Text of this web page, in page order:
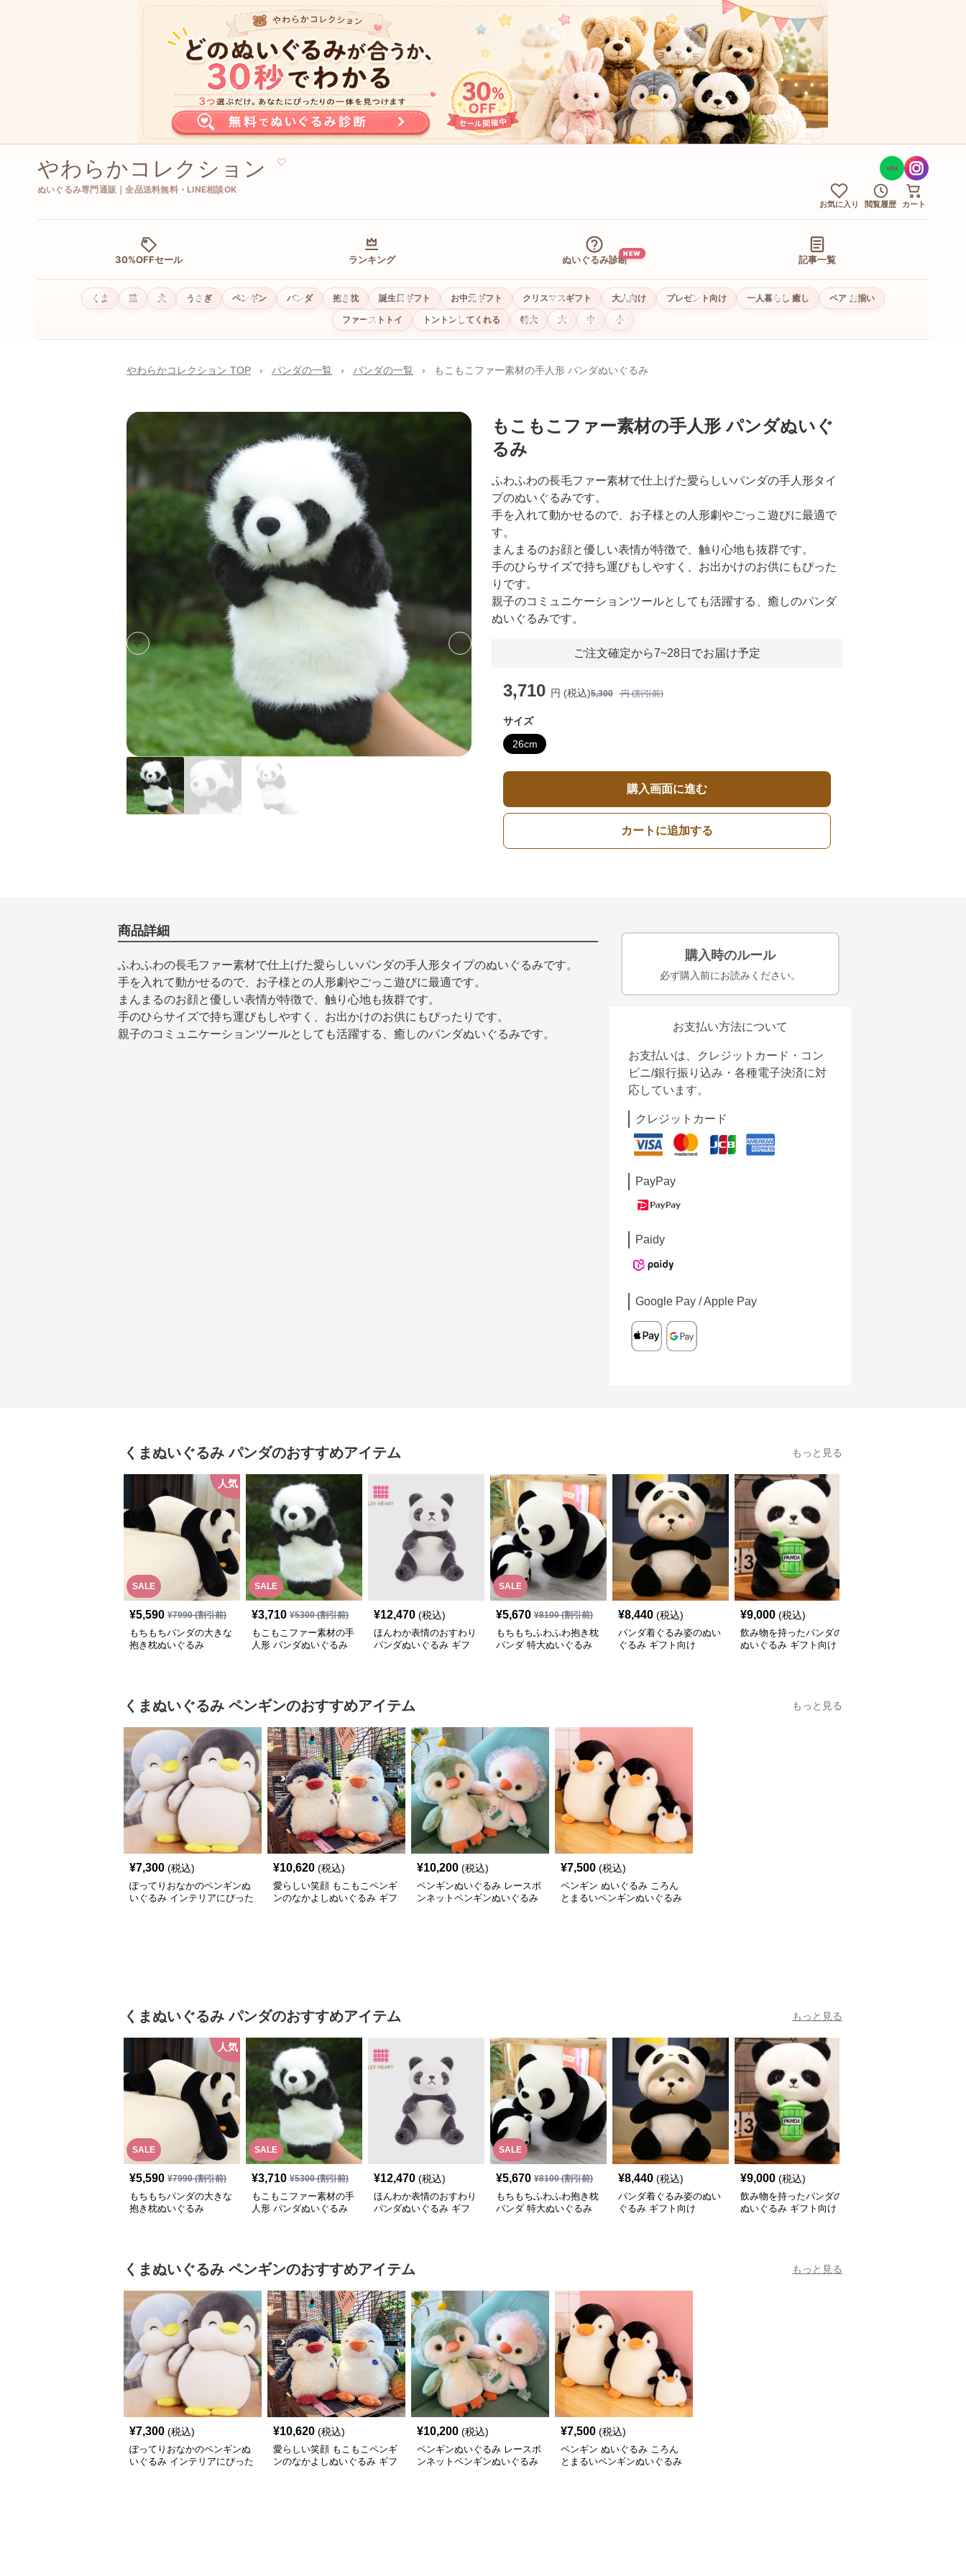
やわらかコレクション ♡
ぬいぐるみ専門通販｜全品送料無料・LINE相談OK
LINE
お気に入り 閲覧履歴 カート
30%OFFセール ランキング ぬいぐるみ診断
NEW
記事一覧
くま 猫 犬 うさぎ ペンギン パンダ 抱き枕 誕生日ギフト お中元ギフト クリスマスギフト 大人向け プレゼント向け 一人暮らし 癒し
ペア お揃い
ファーストトイ
トントンしてくれる 特大 大 中 小
やわらかコレクション TOP › パンダの一覧 › パンダの一覧 › もこもこファー素材の手人形 パンダぬいぐるみ
Previous slide Next slide
もこもこファー素材の手人形 パンダぬいぐ
るみ
ふわふわの長毛ファー素材で仕上げた愛らしいパンダの手人形タイ
プのぬいぐるみです。
手を入れて動かせるので、お子様との人形劇やごっこ遊びに最適で
す。
まんまるのお顔と優しい表情が特徴で、触り心地も抜群です。
手のひらサイズで持ち運びもしやすく、お出かけのお供にもぴった
りです。
親子のコミュニケーションツールとしても活躍する、癒しのパンダ
ぬいぐるみです。
ご注文確定から7~28日でお届け予定
3,710 円 (税込)5,300 円 (割引前)
サイズ
26cm
購入画面に進む
カートに追加する
商品詳細
ふわふわの長毛ファー素材で仕上げた愛らしいパンダの手人形タイプのぬいぐるみです。
手を入れて動かせるので、お子様との人形劇やごっこ遊びに最適です。
まんまるのお顔と優しい表情が特徴で、触り心地も抜群です。
手のひらサイズで持ち運びもしやすく、お出かけのお供にもぴったりです。
親子のコミュニケーションツールとしても活躍する、癒しのパンダぬいぐるみです。
購入時のルール
必ず購入前にお読みください。
お支払い方法について
お支払いは、クレジットカード・コン
ビニ/銀行振り込み・各種電子決済に対
応しています。
クレジットカード
PayPay
Paidy
Google Pay / Apple Pay
くまぬいぐるみ パンダのおすすめアイテム もっと見る
SALE
人気
¥5,590 ¥7990(割引前)
もちもちパンダの大きな
抱き枕ぬいぐるみ
SALE
¥3,710 ¥5300(割引前)
もこもこファー素材の手
人形 パンダぬいぐるみ
¥12,470 (税込)
ほんわか表情のおすわり
パンダぬいぐるみ ギフ
SALE
¥5,670 ¥8100(割引前)
もちもちふわふわ抱き枕
パンダ 特大ぬいぐるみ
¥8,440 (税込)
パンダ着ぐるみ姿のぬい
ぐるみ ギフト向け
¥9,000 (税込)
飲み物を持ったパンダの
ぬいぐるみ ギフト向け
くまぬいぐるみ ペンギンのおすすめアイテム もっと見る
¥7,300 (税込)
ぽってりおなかのペンギンぬ
いぐるみ インテリアにぴった
¥10,620 (税込)
愛らしい笑顔 もこもこペンギ
ンのなかよしぬいぐるみ ギフ
¥10,200 (税込)
ペンギンぬいぐるみ レースボ
ンネットペンギンぬいぐるみ
¥7,500 (税込)
ペンギン ぬいぐるみ ころん
とまるいペンギンぬいぐるみ
くまぬいぐるみ パンダのおすすめアイテム もっと見る
SALE
人気
¥5,590 ¥7990(割引前)
もちもちパンダの大きな
抱き枕ぬいぐるみ
SALE
¥3,710 ¥5300(割引前)
もこもこファー素材の手
人形 パンダぬいぐるみ
¥12,470 (税込)
ほんわか表情のおすわり
パンダぬいぐるみ ギフ
SALE
¥5,670 ¥8100(割引前)
もちもちふわふわ抱き枕
パンダ 特大ぬいぐるみ
¥8,440 (税込)
パンダ着ぐるみ姿のぬい
ぐるみ ギフト向け
¥9,000 (税込)
飲み物を持ったパンダの
ぬいぐるみ ギフト向け
くまぬいぐるみ ペンギンのおすすめアイテム もっと見る
¥7,300 (税込)
ぽってりおなかのペンギンぬ
いぐるみ インテリアにぴった
¥10,620 (税込)
愛らしい笑顔 もこもこペンギ
ンのなかよしぬいぐるみ ギフ
¥10,200 (税込)
ペンギンぬいぐるみ レースボ
ンネットペンギンぬいぐるみ
¥7,500 (税込)
ペンギン ぬいぐるみ ころん
とまるいペンギンぬいぐるみ